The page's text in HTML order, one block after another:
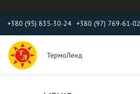
+380 (95) 835-30-24 +380 (97) 769-61-02
ТермоЛенд